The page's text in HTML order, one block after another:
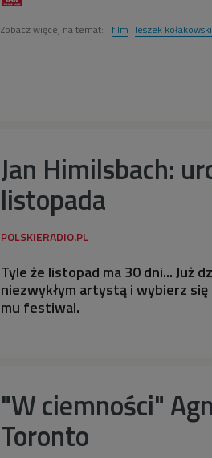
Zobacz więcej na temat: film leszek kołakowski
Jan Himilsbach:
listopada
Tyle że listopad ma 30 dni... Już
niezwykłym artystą i wybierz
mu festiwal.
"W ciemności"
Toronto